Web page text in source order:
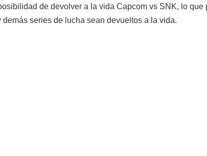
de devolver a la vida Capcom vs SNK, lo
series de lucha sean devueltos a la vida.